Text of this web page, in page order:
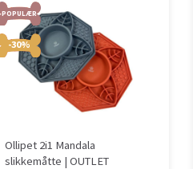
POPULÆR
-30%
Ollipet 2i1 Mandala
slikkemåtte | OUTLET